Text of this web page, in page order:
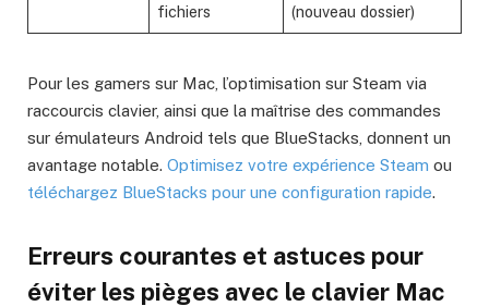
fichiers
(nouveau dossier)
Pour les gamers sur Mac, l’optimisation sur Steam via
raccourcis clavier, ainsi que la maîtrise des commandes
sur émulateurs Android tels que BlueStacks, donnent un
avantage notable. Optimisez votre expérience Steam ou
téléchargez BlueStacks pour une configuration rapide.
Erreurs courantes et astuces pour
éviter les pièges avec le clavier Mac